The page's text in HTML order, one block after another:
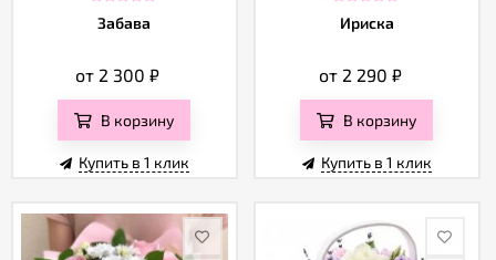
Забава
от 2 300₽
В корзину
Купить в 1 клик
Ириска
от 2 290 ₽
В корзину
Купить в 1 клик